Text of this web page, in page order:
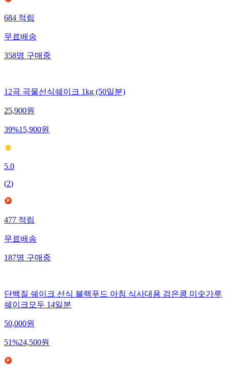
684 적립
무료배송
358명 구매중
12곡 곡물선식쉐이크 1kg (50일분)
25,900원
39%15,900원
5.0
(2)
477 적립
무료배송
187명 구매중
단백질 쉐이크 선식 블랙푸드 아침 식사대용 검은콩 미숫가루
쉐이크모두 14일분
50,000원
51%24,500원